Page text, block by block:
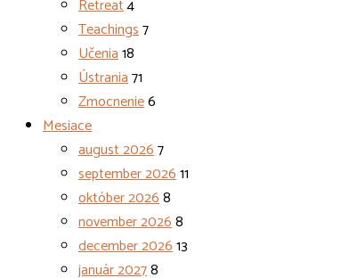
Retreat4
Teachings7
Učenia18
Ústrania71
Zmocnenie6
Mesiace
august 20267
september 202611
október 20268
november 20268
december 202613
január 20278